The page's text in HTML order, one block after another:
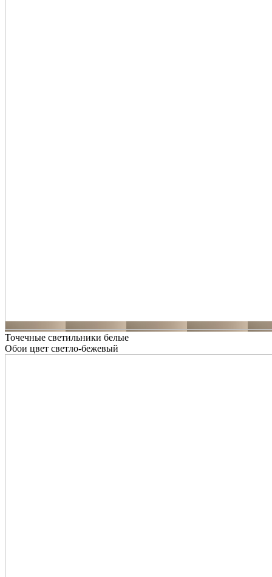
Точечные светильники белые
Обои цвет светло-бежевый